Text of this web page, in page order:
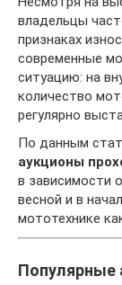
владельцы
признаках
современные
ситуацию: на
количество
регулярно
По данным
аукционы
в зависимости
весной и в
мототехнике
Популярные